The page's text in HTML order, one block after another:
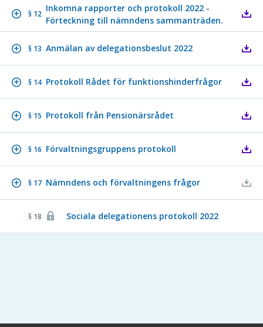
§ 12
Inkomna rapporter och protokoll 2022 -
Förteckning till nämndens sammanträden.
§ 13 Anmälan av delegationsbeslut 2022
§ 14 Protokoll Rådet för funktionshinderfrågor
§ 15 Protokoll från Pensionärsrådet
§ 16 Förvaltningsgruppens protokoll
§ 17 Nämndens och förvaltningens frågor
§ 18 Sociala delegationens protokoll 2022